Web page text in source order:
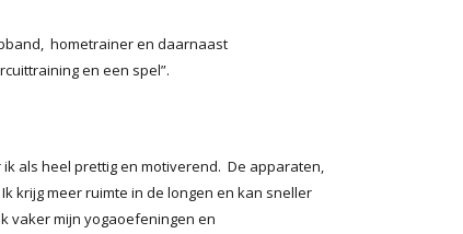
hometrainer en daarnaast
en een spel”.
als heel prettig en motiverend. De apparaten,
krijg meer ruimte in de longen en kan sneller
vaker mijn yogaoefeningen en